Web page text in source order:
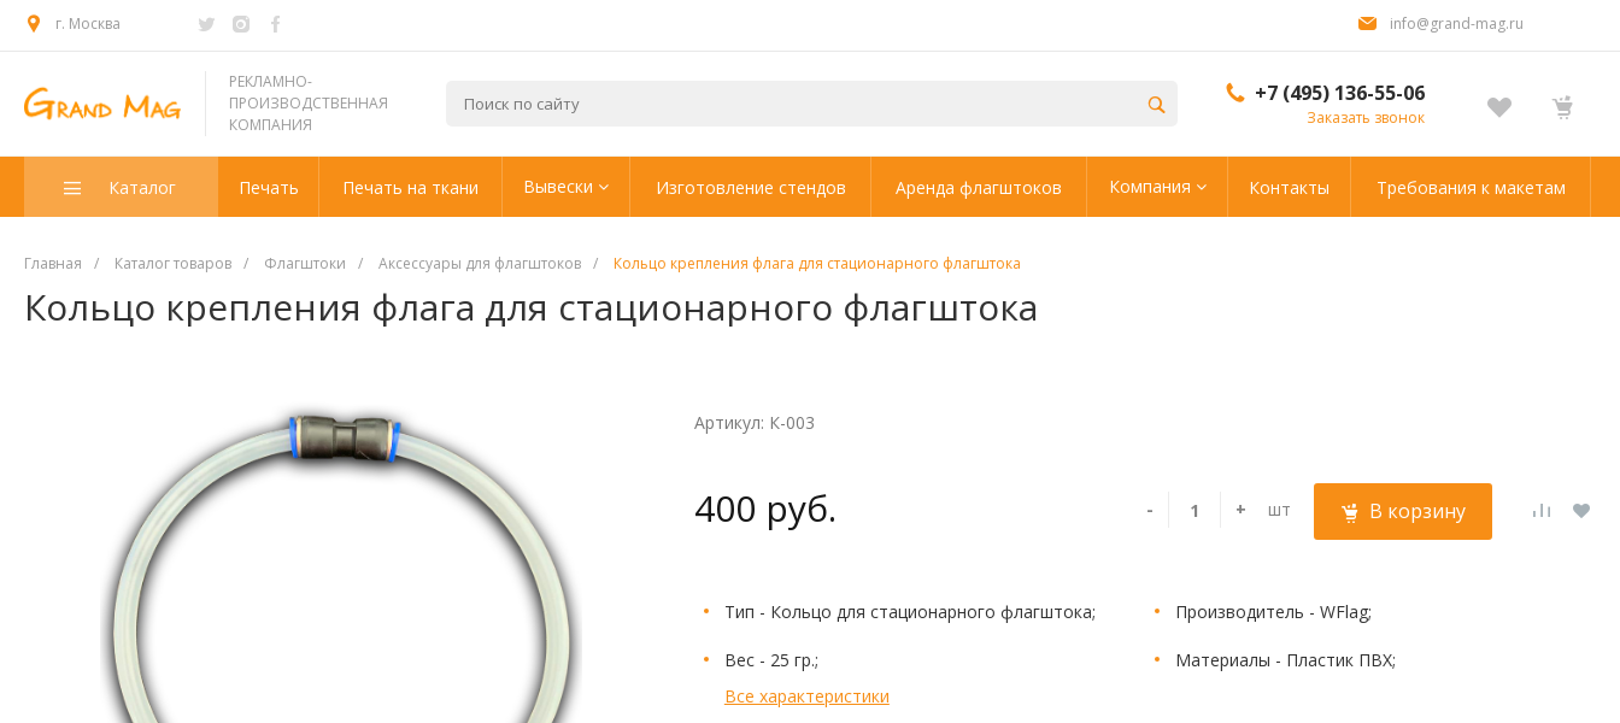
г. Москва info@grand-mag.ru
РЕКЛАМНО-
ПРОИЗВОДСТВЕННАЯ
КОМПАНИЯ
+7 (495) 136-55-06
Заказать звонок
Каталог Печать Печать на ткани Вывески Изготовление стендов Аренда флагштоков Компания Контакты Требования к макетам
Главная / Каталог товаров / Флагштоки / Аксессуары для флагштоков / Кольцо крепления флага для стационарного флагштока
Кольцо крепления флага для стационарного флагштока
Артикул: К-003
400 руб. - + шт В корзину
Тип - Кольцо для стационарного флагштока; Производитель - WFlag;
Вес - 25 гр.;
Материалы - Пластик ПВХ;
Все характеристики